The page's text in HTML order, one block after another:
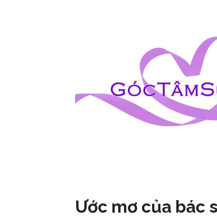
Ước mơ của bác